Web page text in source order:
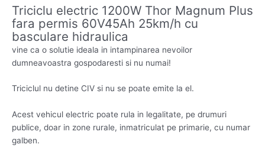
Triciclu electric 1200W Thor Magnum Plus
fara permis 60V45Ah 25km/h cu
basculare hidraulica
vine ca o solutie ideala in intampinarea nevoilor
dumneavoastra gospodaresti si nu numai!
Triciclul nu detine CIV si nu se poate emite la el.
Acest vehicul electric poate rula in legalitate, pe drumuri
publice, doar in zone rurale, inmatriculat pe primarie, cu numar
galben.